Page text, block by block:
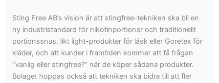
Sting Free AB’s vision är att stingfree-tekniken ska bli en
ny industristandard för nikotinportioner och traditionellt
portionssnus, likt light-produkter för läsk eller Goretex för
kläder, och att kunder i framtiden kommer att få frågan
“vanlig eller stingfree?” när de köper sådana produkter.
Bolaget hoppas också att tekniken ska bidra till att fler